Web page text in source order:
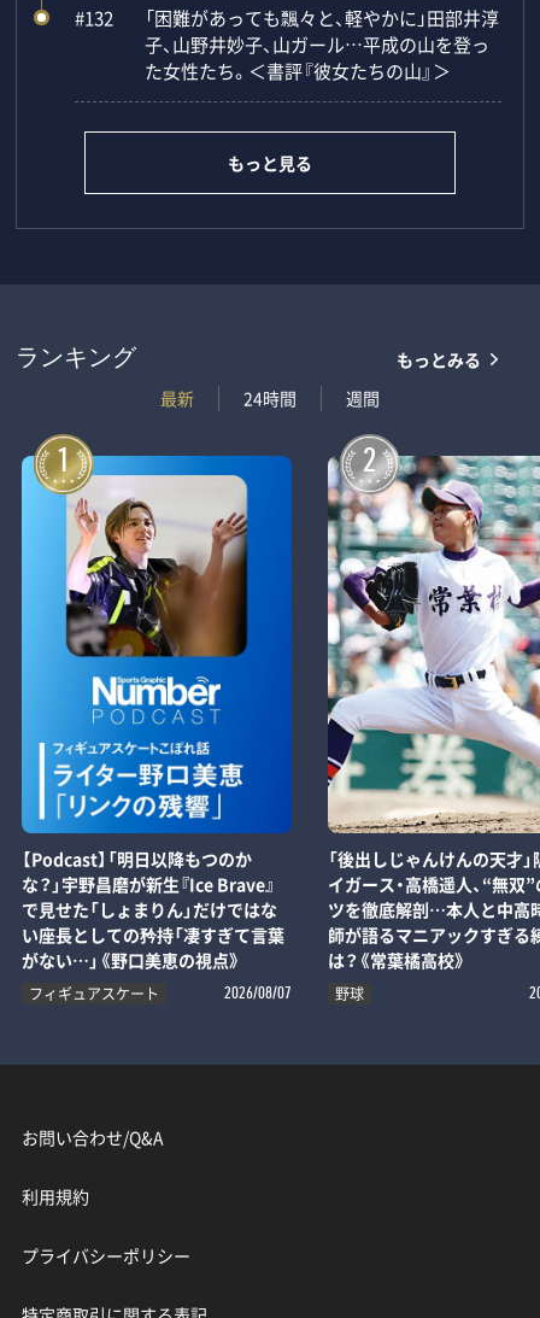
#132
「困難があっても飄々と、軽やかに」田部井淳
子、山野井妙子、山ガール…平成の山を登っ
た女性たち。＜書評『彼女たちの山』＞
もっと見る
ランキング
最新
24時間 週間
もっとみる
1
【Podcast】「明日以降もつのか
な？」宇野昌磨が新生『Ice Brave』
で見せた「しょまりん」だけではな
い座長としての矜持「凄すぎて言葉
がない…」《野口美恵の視点》
フィギュアスケート 2026/08/07
2
「後出しじゃんけんの天才
イガース・高橋遥人、“無双
ツを徹底解剖…本人と中高
師が語るマニアックすぎる
は？《常葉橘高校》
野球
お問い合わせ/Q&A
利用規約
プライバシーポリシー